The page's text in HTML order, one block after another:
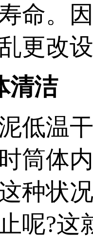
命。
更改
清洁
低温
筒体
种状
呢?这